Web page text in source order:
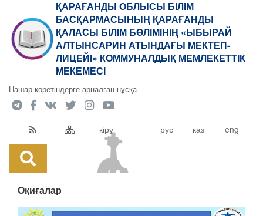
ҚАРАҒАНДЫ ОБЛЫСЫ БІЛІМ
БАСҚАРМАСЫНЫҢ ҚАРАҒАНДЫ
ҚАЛАСЫ БІЛІМ БӨЛІМІНІҢ «ЫБЫРАЙ
АЛТЫНСАРИН АТЫНДАҒЫ МЕКТЕП-
ЛИЦЕЙІ» КОММУНАЛДЫҚ МЕМЛЕКЕТТІК
МЕКЕМЕСІ
Нашар көретіндерге арналған нұсқа
кіру рус каз eng
Оқиғалар